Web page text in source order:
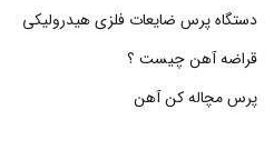
دستگاه پرس ضایعات فلزی هیدرولیکی
قراضه آهن چیست ؟
پرس مچاله کن آهن